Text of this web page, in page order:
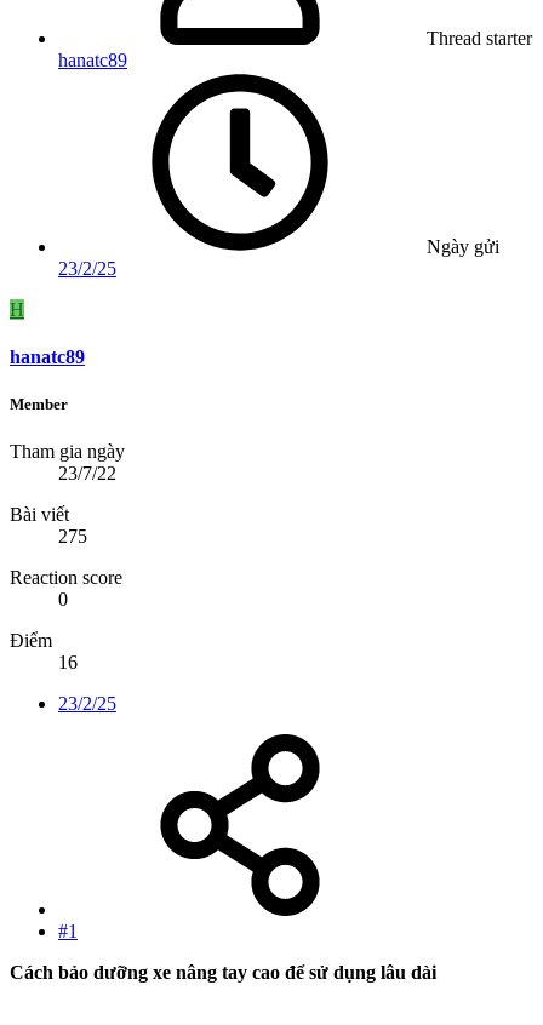
Thread starter
hanatc89
Ngày gửi
23/2/25
H
hanatc89
Member
Tham gia ngày
23/7/22
Bài viết
275
Reaction score
0
Điểm
16
23/2/25
#1
Cách bảo dưỡng xe nâng tay cao để sử dụng lâu dài